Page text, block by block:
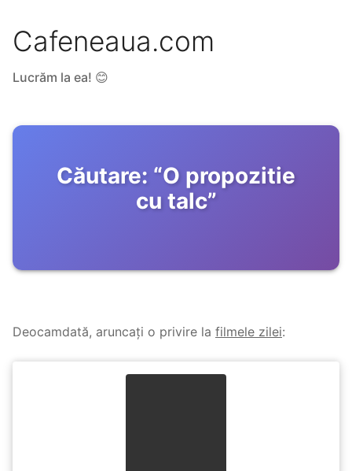
Cafeneaua.com
Lucrăm la ea! 😊
Căutare: “O propozitie
cu talc”
Deocamdată, aruncați o privire la filmele zilei: